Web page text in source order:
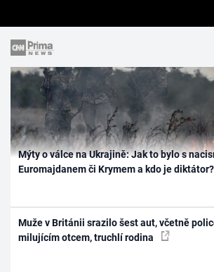
Mýty o válce na Ukrajině: Jak to bylo s
Euromajdanem či Krymem a kdo je diktátor?
Muže v Británii srazilo šest aut, včetně
milujícím otcem, truchlí rodina